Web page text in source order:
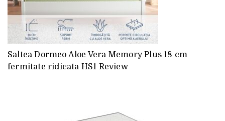
Saltea Dormeo Aloe Vera Memory Plus 18 cm
fermitate ridicata HS1 Review